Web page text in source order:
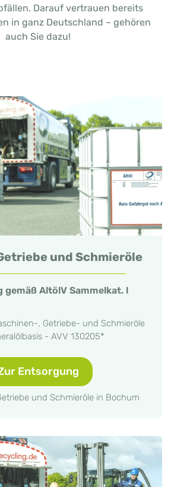
Darauf vertrauen bereits
in ganz Deutschland – gehören
auch Sie dazu!
und Schmieröle
gemäß AltölV Sammelkat. l
, Getriebe- und Schmieröle
- AVV 130205*
Entsorgung
und Schmieröle in Bochum